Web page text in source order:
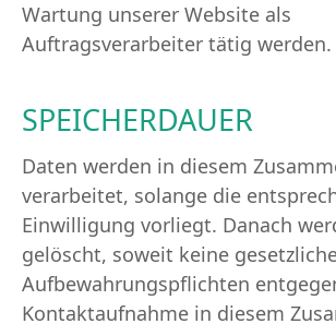
Wartung unserer Website als
Auftragsverarbeiter tätig werden.
SPEICHERDAUER
Daten werden in diesem
verarbeitet, solange die
Einwilligung vorliegt. Danach
gelöscht, soweit keine
Aufbewahrungspflichten
Kontaktaufnahme in diesem